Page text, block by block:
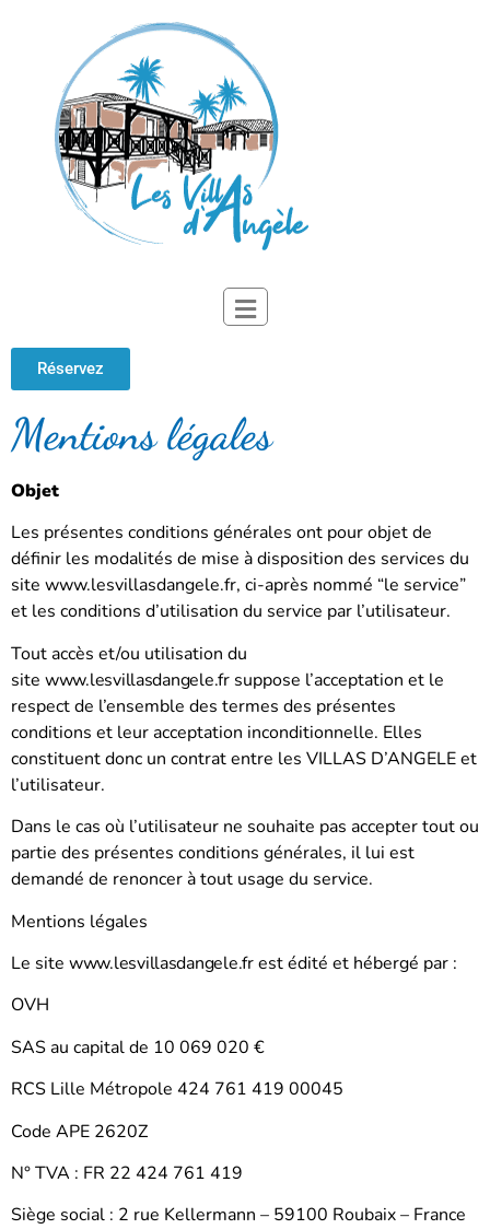
Réservez
Mentions légales
Objet
Les présentes conditions générales ont pour objet de
définir les modalités de mise à disposition des services du
site www.lesvillasdangele.fr, ci-après nommé “le service”
et les conditions d’utilisation du service par l’utilisateur.
Tout accès et/ou utilisation du
site www.lesvillasdangele.frsuppose l’acceptation et le
respect de l’ensemble des termes des présentes
conditions et leur acceptation inconditionnelle. Elles
constituent donc un contrat entre les VILLAS D’ANGELE et
l’utilisateur.
Dans le cas où l’utilisateur ne souhaite pas accepter tout ou
partie des présentes conditions générales, il lui est
demandé de renoncer à tout usage du service.
Mentions légales
Le site www.lesvillasdangele.frest édité et hébergé par :
OVH
SAS au capital de 10 069 020 €
RCS Lille Métropole 424 761 419 00045
Code APE 2620Z
N° TVA : FR 22 424 761 419
Siège social : 2 rue Kellermann – 59100 Roubaix – France